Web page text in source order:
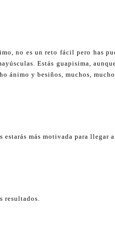
no es un reto fácil pero has
Estás guapisima,
ánimo y besiños, muchos,
más motivada para llegar
resultados.